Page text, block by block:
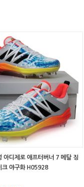
아디제로 애프터버너 7 메탈 징
크 야구화 H05928